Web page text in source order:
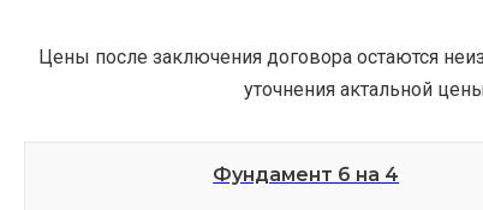
Цены после заключения договора остаются
уточнения актальной
Фундамент 6 на 4